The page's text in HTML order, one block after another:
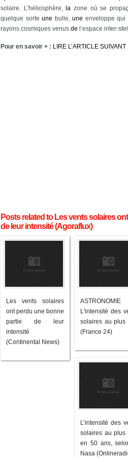
solaire. L’héliosphère, la zone où se
quelque sorteune bulle,une enveloppe
rayons cosmiques venus de l’espace inter-
Pour en savoir + : LIRE L’ARTICLE SUIVANT
Posts related to Les vents solaires
de leur intensité (Agoraflux)
Les vents solaires
ont perdu une bonne
partie de leur
intensité
(Continental News)
L'intensité des
solaires au plus
(France 24)
L’intensité des
solaires au plus
en 50 ans,
Nasa